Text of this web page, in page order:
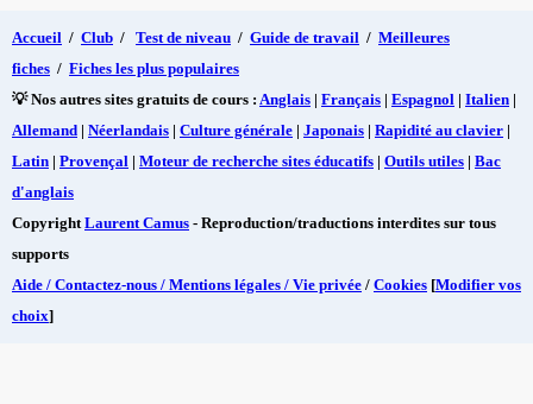
Accueil / Club / Test de niveau / Guide de travail / Meilleures
fiches / Fiches les plus populaires
💡 Nos autres sites gratuits de cours : Anglais | Français | Espagnol | Italien |
Allemand | Néerlandais | Culture générale | Japonais | Rapidité au clavier |
Latin | Provençal | Moteur de recherche sites éducatifs | Outils utiles | Bac
d'anglais
CopyrightLaurent Camus - Reproduction/traductions interdites sur tous
supports
Aide / Contactez-nous / Mentions légales / Vie privée / Cookies [Modifier vos
choix]